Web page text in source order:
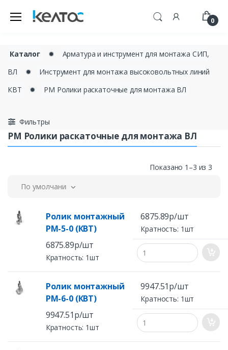
0
Каталог ✹
Арматура и инструмент для монтажа СИП,
ВЛ
✹
Инструмент для монтажа высоковольтных линий
КВТ
✹ РМ Ролики раскаточные для монтажа ВЛ
Фильтры
РМ Ролики раскаточные для монтажа ВЛ
Показано 1–3 из 3
По умолчанию
Ролик монтажный
РМ-5-0 (КВТ)
6875.89р/шт
Кратность: 1шт
6875.89р/шт
Кратность: 1шт
Ролик монтажный
РМ-6-0 (КВТ)
9947.51р/шт
Кратность: 1шт
9947.51р/шт
Кратность: 1шт